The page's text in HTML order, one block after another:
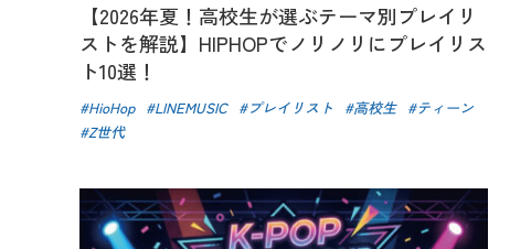
【2026年夏！高校生が選ぶテーマ別プレイリ
ストを解説】HIPHOPでノリノリにプレイリス
ト10選！
HioHop LINEMUSIC プレイリスト 高校生
ティーン
Z世代